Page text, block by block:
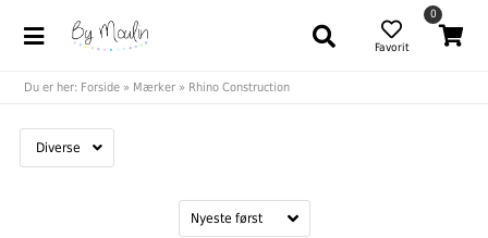
Favorit
0
Du er her: Forside » Mærker » Rhino Construction
Diverse